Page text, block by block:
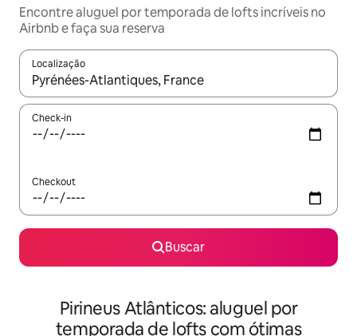
Encontre aluguel por temporada de lofts incríveis no
Airbnb e faça sua reserva
Localização
Quando os resultados estiverem disponíveis, explore-os
Check-in
Checkout
Buscar
Pirineus Atlânticos: aluguel por
temporada de lofts com ótimas